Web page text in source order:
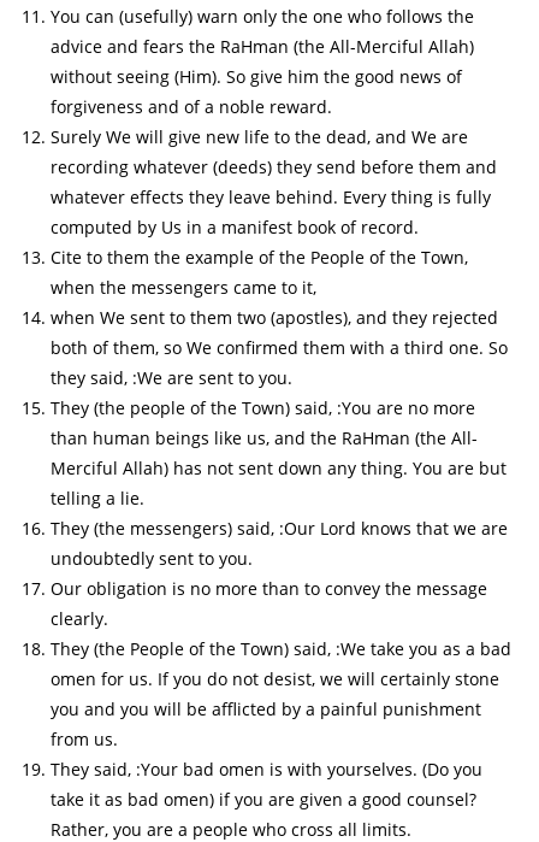
You can (usefully) warn only the one who follows the
advice and fears the RaHman (the All-Merciful Allah)
without seeing (Him). So give him the good news of
forgiveness and of a noble reward.
Surely We will give new life to the dead, and We are
recording whatever (deeds) they send before them and
whatever effects they leave behind. Every thing is fully
computed by Us in a manifest book of record.
Cite to them the example of the People of the Town,
when the messengers came to it,
when We sent to them two (apostles), and they rejected
both of them, so We confirmed them with a third one. So
they said, :We are sent to you.
They (the people of the Town) said, :You are no more
than human beings like us, and the RaHman (the All-
Merciful Allah) has not sent down any thing. You are but
telling a lie.
They (the messengers) said, :Our Lord knows that we are
undoubtedly sent to you.
Our obligation is no more than to convey the message
clearly.
They (the People of the Town) said, :We take you as a bad
omen for us. If you do not desist, we will certainly stone
you and you will be afflicted by a painful punishment
from us.
They said, :Your bad omen is with yourselves. (Do you
take it as bad omen) if you are given a good counsel?
Rather, you are a people who cross all limits.